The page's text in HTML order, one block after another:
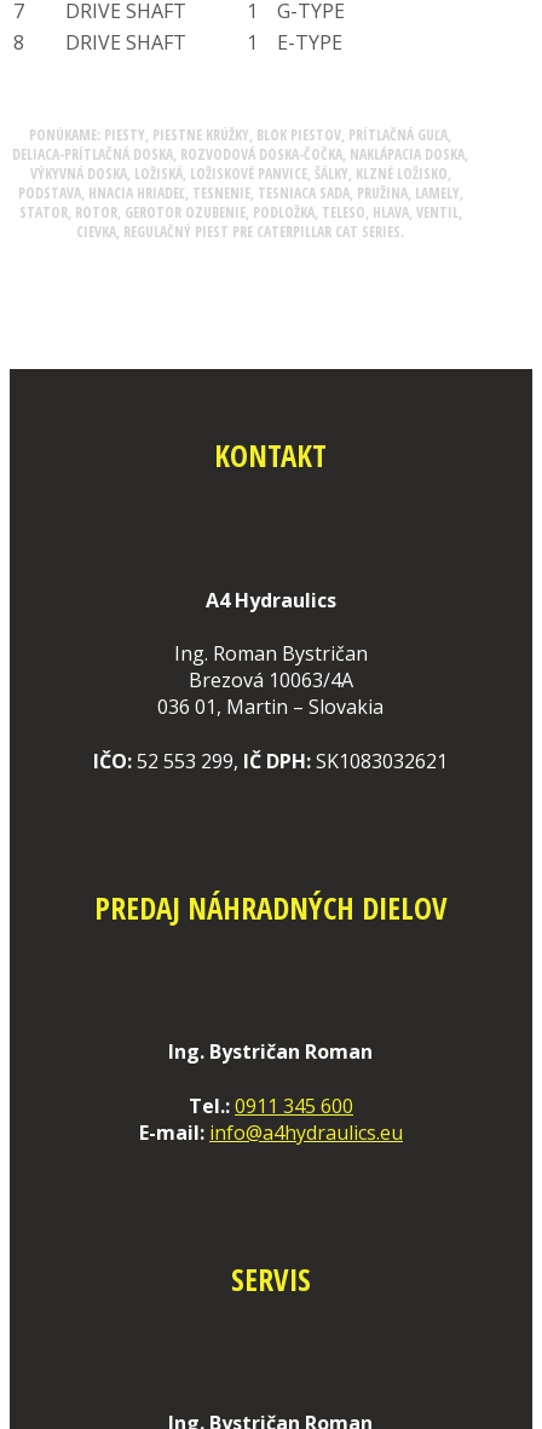
7
DRIVE SHAFT 1
G-TYPE
8
DRIVE SHAFT 1 E-TYPE
PONÚKAME: PIESTY, PIESTNE KRÚŽKY, BLOK PIESTOV, PRÍTLAČNÁ GUĽA,
DELIACA-PRÍTLAČNÁ DOSKA, ROZVODOVÁ DOSKA-ČOČKA, NAKLÁPACIA DOSKA,
VÝKYVNÁ DOSKA, LOŽISKÁ, LOŽISKOVÉ PANVICE, ŠÁLKY, KLZNÉ LOŽISKO,
PODSTAVA, HNACIA HRIADEĽ, TESNENIE, TESNIACA SADA, PRUŽINA, LAMELY,
STATOR, ROTOR, GEROTOR OZUBENIE, PODLOŽKA, TELESO, HLAVA, VENTIL,
CIEVKA, REGULAČNÝ PIEST PRE CATERPILLAR CAT SERIES.
KONTAKT
A4 Hydraulics
Ing. Roman Bystričan
Brezová 10063/4A
036 01, Martin – Slovakia
IČO:52 553 299, IČ DPH:SK1083032621
PREDAJ NÁHRADNÝCH DIELOV
Ing. Bystričan Roman
Tel.:0911 345 600
E-mail: info@a4hydraulics.eu
SERVIS
Ing. Bystričan Roman